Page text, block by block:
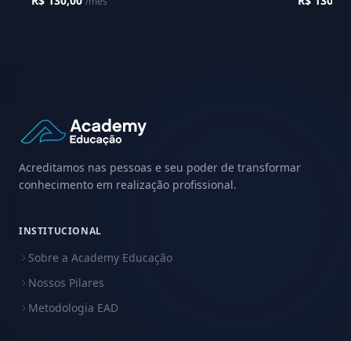
Acreditamos nas pessoas e seu poder de transformar
conhecimento em realização profissional.
INSTITUCIONAL
Sobre a Academy Educação
Nossos Pilares
Metodologia EAD